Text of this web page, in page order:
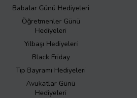
Babalar Günü Hediyeleri
Öğretmenler Günü
Hediyeleri
Yılbaşı Hediyeleri
Black Friday
Tıp Bayramı Hediyeleri
Avukatlar Günü
Hediyeleri